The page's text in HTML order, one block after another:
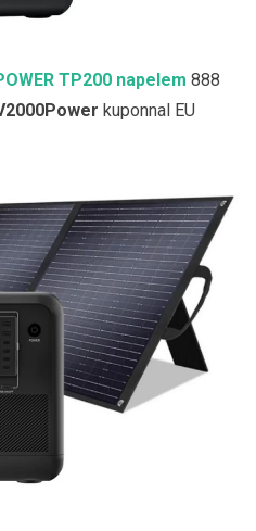
TP200 napelem 888
kuponnal EU